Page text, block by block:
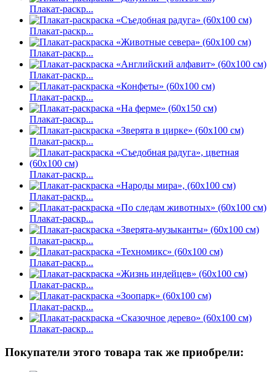
Плакат-раскр...
Плакат-раскр...
Плакат-раскр...
Плакат-раскр...
Плакат-раскр...
Плакат-раскр...
Плакат-раскр...
Плакат-раскр...
Плакат-раскр...
Плакат-раскр...
Плакат-раскр...
Плакат-раскр...
Плакат-раскр...
Плакат-раскр...
Плакат-раскр...
Покупатели этого товара так же приобрели: